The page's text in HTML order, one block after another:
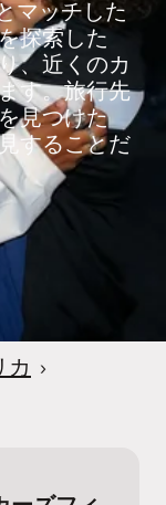
マッチした
探索した
、近くのカ
す。旅行先
見つけた
することだ
カ ›